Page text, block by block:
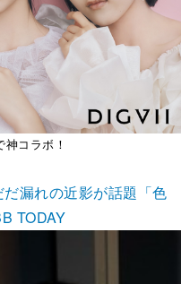
コラボ！
漏れの近影が話題「色
TODAY